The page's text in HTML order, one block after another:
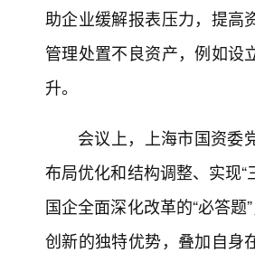
助企业缓解报表压力，提高
管理处置不良资产，例如设
升。
会议上，上海市国资委
布局优化和结构调整、实现
国企全面深化改革的“必答
创新的独特优势，叠加自身